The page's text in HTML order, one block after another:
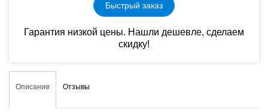
Быстрый заказ
Гарантия низкой цены. Нашли дешевле, сделаем
скидку!
Описание Отзывы